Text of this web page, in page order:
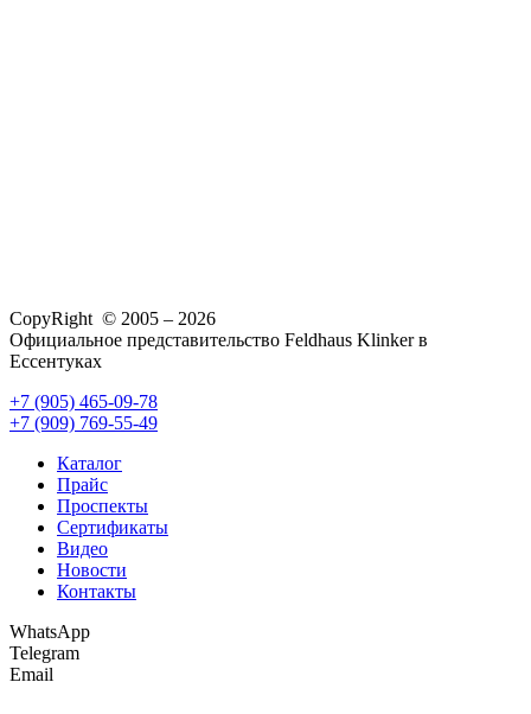
CopyRight © 2005 – 2026
Официальное представительство Feldhaus Klinker в
Ессентуках
+7 (905) 465-09-78
+7 (909) 769-55-49
Каталог
Прайс
Проспекты
Сертификаты
Видео
Новости
Контакты
WhatsApp
Telegram
Email